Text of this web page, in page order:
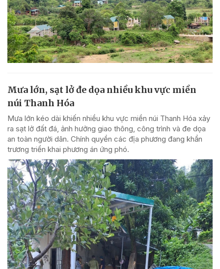
Mưa lớn, sạt lở đe dọa nhiều khu vực miền
núi Thanh Hóa
Mưa lớn kéo dài khiến nhiều khu vực miền núi Thanh Hóa xảy
ra sạt lở đất đá, ảnh hưởng giao thông, công trình và đe dọa
an toàn người dân. Chính quyền các địa phương đang khẩn
trương triển khai phương án ứng phó.